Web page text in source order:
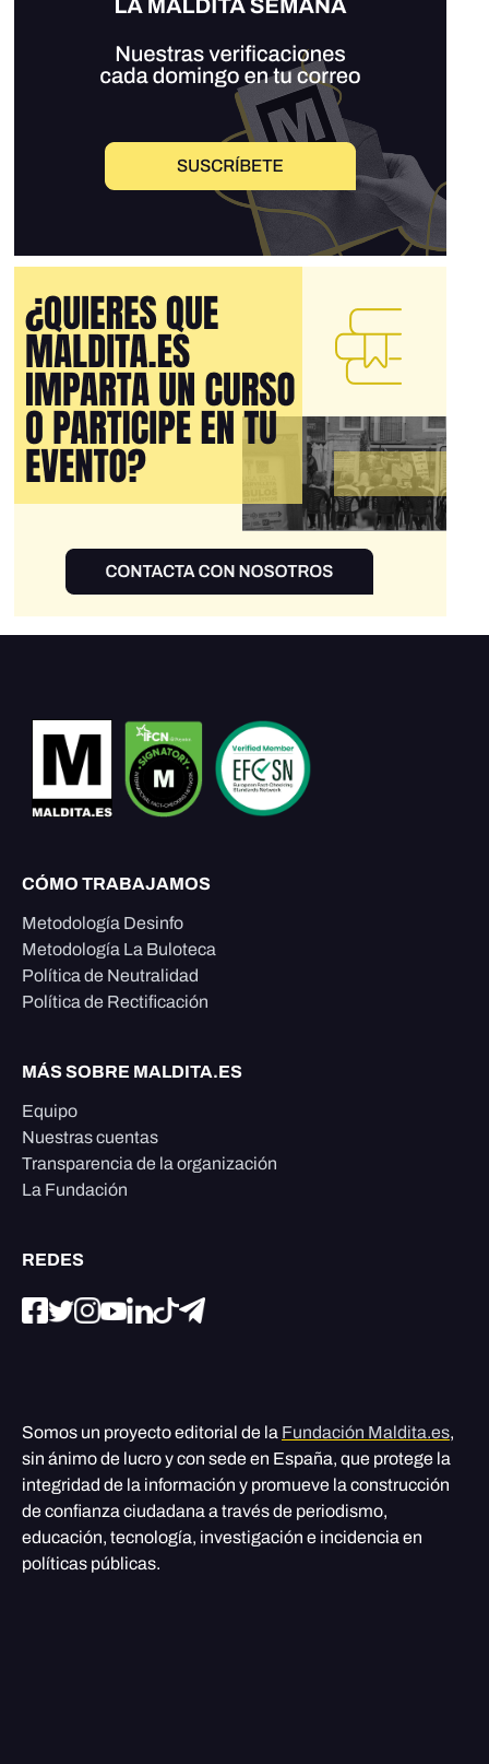
CÓMO TRABAJAMOS
Metodología Desinfo
Metodología La Buloteca
Política de Neutralidad
Política de Rectificación
MÁS SOBRE MALDITA.ES
Equipo
Nuestras cuentas
Transparencia de la organización
La Fundación
REDES
Somos un proyecto editorial de la Fundación Maldita.es,
sin ánimo de lucro y con sede en España, que protege la
integridad de la información y promueve la construcción
de confianza ciudadana a través de periodismo,
educación, tecnología, investigación e incidencia en
políticas públicas.